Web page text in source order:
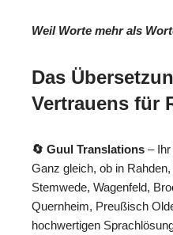
Weil Worte mehr als
Das
Vertrauens für
🔄 Guul Translations –
Ganz gleich, ob in
Stemwede, Wagenfeld,
Quernheim, Preußisch
hochwertigen